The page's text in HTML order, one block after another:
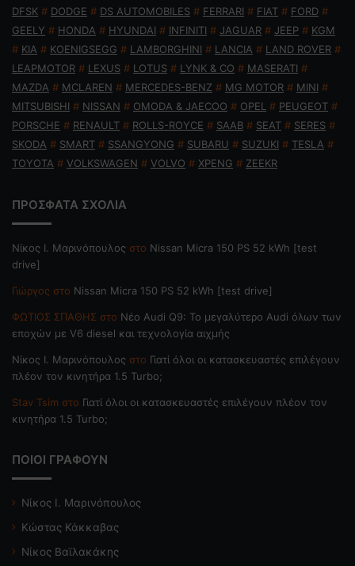
DFSK # DODGE # DS AUTOMOBILES # FERRARI # FIAT # FORD #
GEELY # HONDA # HYUNDAI # INFINITI # JAGUAR # JEEP # KGM
# KIA # KOENIGSEGG # LAMBORGHINI # LANCIA # LAND ROVER #
LEAPMOTOR # LEXUS # LOTUS # LYNK & CO # MASERATI #
MAZDA # MCLAREN # MERCEDES-BENZ # MG MOTOR # MINI #
MITSUBISHI # NISSAN # OMODA & JAECOO # OPEL # PEUGEOT #
PORSCHE # RENAULT # ROLLS-ROYCE # SAAB # SEAT # SERES #
SKODA # SMART # SSANGYONG # SUBARU # SUZUKI # TESLA #
TOYOTA # VOLKSWAGEN # VOLVO # XPENG # ZEEKR
ΠΡΟΣΦΑΤΑ ΣΧΟΛΙΑ
Nίκος Ι. Mαρινόπουλος στο Nissan Micra 150 PS 52 kWh [test
drive]
Γιώργος στο Nissan Micra 150 PS 52 kWh [test drive]
ΦΩΤΙΟΣ ΣΠΑΘΗΣ στο Νέο Audi Q9: Το μεγαλύτερο Audi όλων των
εποχών με V6 diesel και τεχνολογία αιχμής
Nίκος Ι. Mαρινόπουλος στο Γιατί όλοι οι κατασκευαστές επιλέγουν
πλέον τον κινητήρα 1.5 Turbo;
Stav Tsim στο Γιατί όλοι οι κατασκευαστές επιλέγουν πλέον τον
κινητήρα 1.5 Turbo;
ΠΟΙΟΙ ΓΡΑΦΟΥΝ
Νίκος Ι. Μαρινόπουλος
Κώστας Κάκκαβας
Νίκος Βαϊλακάκης